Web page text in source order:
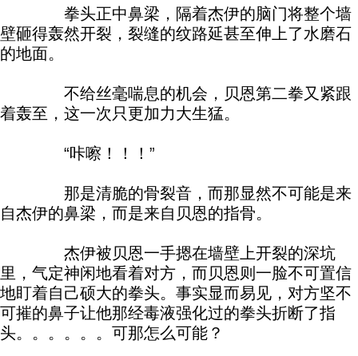
拳头正中鼻梁，隔着杰伊的脑门将整个墙
壁砸得轰然开裂，裂缝的纹路延甚至伸上了水磨石
的地面。
不给丝毫喘息的机会，贝恩第二拳又紧跟
着轰至，这一次只更加力大生猛。
“咔嚓！！！”
那是清脆的骨裂音，而那显然不可能是来
自杰伊的鼻梁，而是来自贝恩的指骨。
杰伊被贝恩一手摁在墙壁上开裂的深坑
里，气定神闲地看着对方，而贝恩则一脸不可置信
地盯着自己硕大的拳头。事实显而易见，对方坚不
可摧的鼻子让他那经毒液强化过的拳头折断了指
头。。。。。。可那怎么可能？